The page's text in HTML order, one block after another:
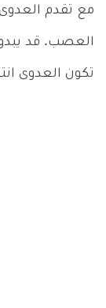
مع تقدم
العصب. قد
تكون العدوى